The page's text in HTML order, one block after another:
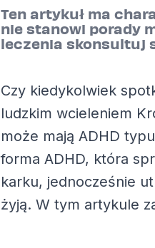
Ten artykuł ma
nie stanowi porady
leczenia skonsultuj
Czy kiedykolwiek
ludzkim wcieleniem
może mają ADHD
forma ADHD, która
karku, jednocześnie
żyją. W tym artykule